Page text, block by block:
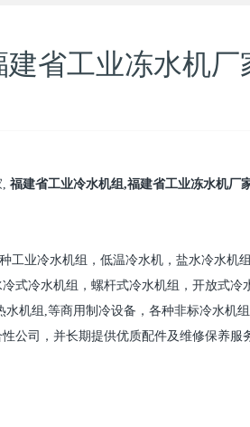
省工业冻水机厂
福建省工业冷水机组 ,福建省工业冻水机厂
工业冷水机组，低温冷水机 ，盐水冷水机
冷式冷水机组，螺杆式冷水机组，开放式冷
水机组 等商用制冷设备，各种非标冷水机组
公司，并长期提供优质配件及维修保养服